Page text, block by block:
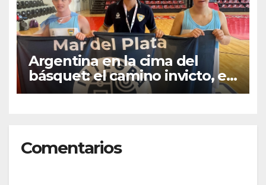
Argentina en la cima del
básquet: el camino invicto, el
esfuerzo familiar y la jugada
Comentarios